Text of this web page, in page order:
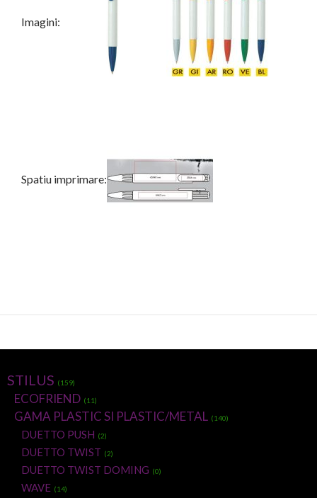
Imagini:
Spatiu imprimare:
STILUS (159)
ECOFRIEND (11)
GAMA PLASTIC SI PLASTIC/METAL (140)
DUETTO PUSH (2)
DUETTO TWIST (2)
DUETTO TWIST DOMING (0)
WAVE (14)